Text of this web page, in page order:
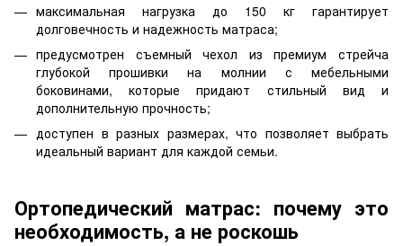
максимальная нагрузка до 150 кг гарантирует
долговечность и надежность матраса;
предусмотрен съемный чехол из премиум стрейча
глубокой прошивки на молнии с мебельными
боковинами, которые придают стильный вид и
дополнительную прочность;
доступен в разных размерах, что позволяет выбрать
идеальный вариант для каждой семьи.
Ортопедический матрас: почему это
необходимость, а не роскошь